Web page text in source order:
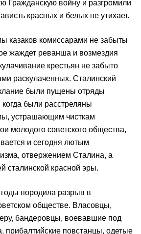
Гражданскую войну и разгромили
красных и белых не утихает.
казаков комиссарами не забыты
жаждет реванша и возмездия
крестьян не забыто
раскулаченных. Сталинский
были пущены отряды
когда были расстреляны
устрашающим чисткам
молодого советского общества,
и сегодня лютым
отвержением Сталина, а
сталинской красной эры.
породила разрыв в
обществе. Власовцы,
бандеровцы, воевавшие под
прибалтийские повстанцы, одетые